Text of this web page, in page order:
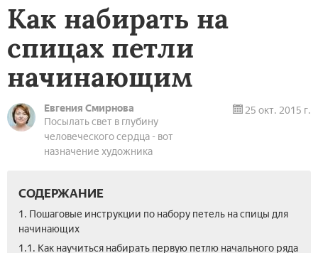
Как набирать на
спицах петли
начинающим
Евгения Смирнова
Посылать свет в глубину
человеческого сердца - вот
назначение художника
25 окт. 2015 г.
СОДЕРЖАНИЕ
1. Пошаговые инструкции по набору петель на спицы для
начинающих
1.1. Как научиться набирать первую петлю начального ряда